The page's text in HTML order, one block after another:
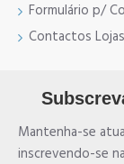
Formulário p/
Contactos Lojas
Mantenha-se
inscrevendo-se